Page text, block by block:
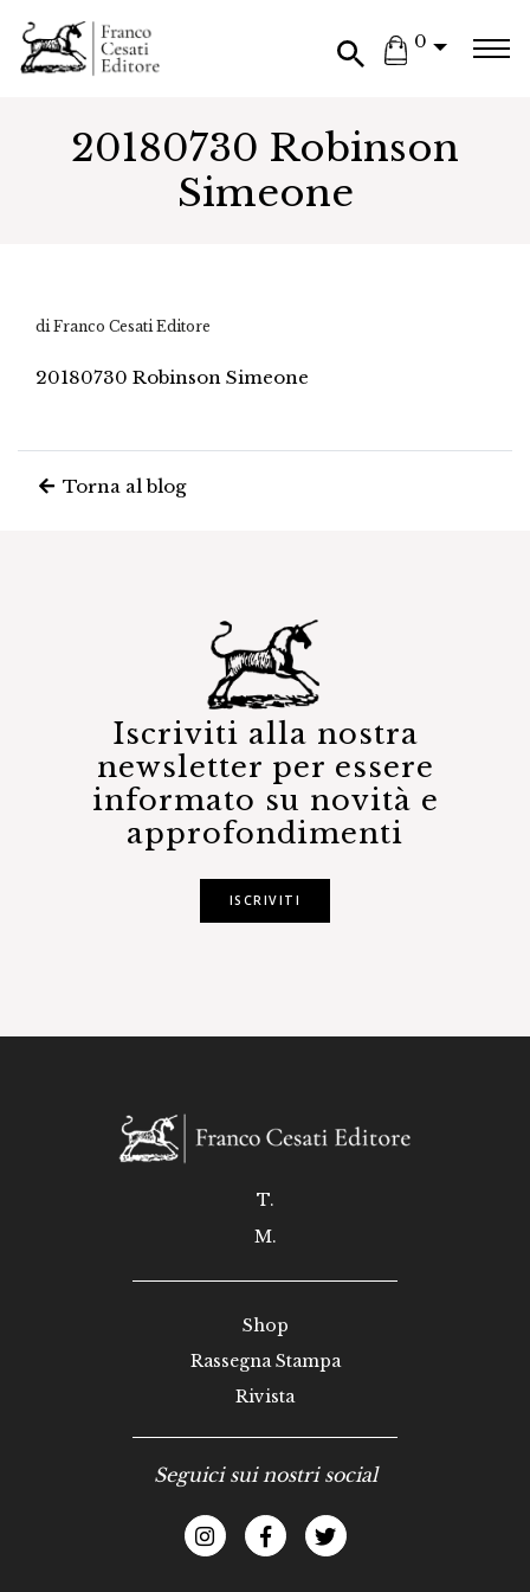
0
20180730 Robinson
Simeone
di Franco Cesati Editore
20180730 Robinson Simeone
Torna al blog
Iscriviti alla nostra
newsletter per essere
informato su novità e
approfondimenti
ISCRIVITI
T.
M.
Shop
Rassegna Stampa
Rivista
Seguici sui nostri social